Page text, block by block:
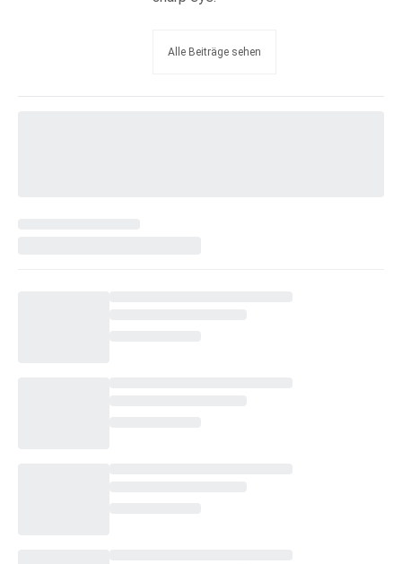
Alle Beiträge sehen